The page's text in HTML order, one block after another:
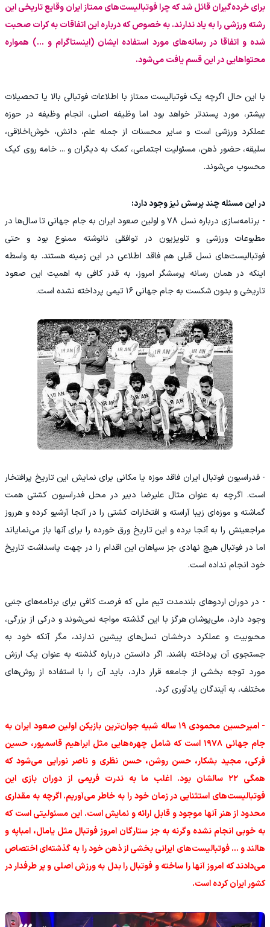
برای خرده‌گیران قائل شد که چرا فوتبالیست‌های ممتاز ایران وقایع تاریخی این
رشته ورزشی را به یاد ندارند. به خصوص که درباره این اتفاقات به کرات صحبت
شده و اتفاقا در رسانه‌های مورد استفاده ایشان (اینستاگرام و ...) همواره
محتواهایی در این قسم یافت می‌شود.
با این حال اگرچه یک فوتبالیست ممتاز با اطلاعات فوتبالی بالا یا تحصیلات
بیشتر، مورد پسندتر خواهد بود اما وظیفه اصلی، انجام وظیفه در حوزه
عملکرد ورزشی است و سایر محسنات از جمله علم، دانش، خوش‌اخلاقی،
سلیقه، حضور ذهن، مسئولیت اجتماعی، کمک به دیگران و ... خامه روی کیک
محسوب می‌شوند.
در این مسئله چند پرسش نیز وجود دارد:
- برنامه‌سازی درباره نسل ۷۸ و اولین صعود ایران به جام جهانی تا سال‌ها در
مطبوعات ورزشی و تلویزیون در توافقی نانوشته ممنوع بود و حتی
فوتبالیست‌های نسل قبلی هم فاقد اطلاعی در این زمینه هستند. به واسطه
اینکه در همان رسانه پرسشگر امروز، به قدر کافی به اهمیت این صعود
تاریخی و بدون شکست به جام جهانی ۱۶ تیمی پرداخته نشده است.
- فدراسیون فوتبال ایران فاقد موزه یا مکانی برای نمایش این تاریخ پرافتخار
است. اگرچه به عنوان مثال علیرضا دبیر در محل فدراسیون کشتی همت
گماشته و موزه‌ای زیبا آراسته و افتخارات کشتی را در آنجا آرشیو کرده و هرروز
مراجعینش را به آنجا برده و این تاریخ ورق خورده را برای آنها باز می‌نمایاند
اما در فوتبال هیچ نهادی جز سپاهان این اقدام را در چهت پاسداشت تاریخ
خود انجام نداده است.
- در دوران اردوهای بلندمدت تیم ملی که فرصت کافی برای برنامه‌های جنبی
وجود دارد، ملی‌پوشان هرگز با این گذشته مواجه نمی‌شوند و درکی از بزرگی،
محبوبیت و عملکرد درخشان نسل‌های پیشین ندارند، مگر آنکه خود به
جستجوی آن پرداخته باشند. اگر دانستن درباره گذشته به عنوان یک ارزش
مورد توجه بخشی از جامعه قرار دارد، باید آن را با استفاده از روش‌های
مختلف، به آیندگان یادآوری کرد.
- امیرحسین محمودی ۱۹ ساله شبیه جوان‌ترین بازیکن اولین صعود ایران به
جام جهانی ۱۹۷۸ است که شامل چهره‌هایی مثل ابراهیم قاسمپور، حسین
فرکی، مجید بشکار، حسن روشن، حسن نظری و ناصر نورایی می‌شود که
همگی ۲۲ سالشان بود. اغلب ما به ندرت فریمی از دوران بازی این
فوتبالیست‌های استثنایی در زمان خود را به خاطر می‌آوریم. اگرچه به مقداری
محدود از هنر آنها موجود و قابل ارائه و نمایش است. این مسئولیتی است که
به خوبی انجام نشده وگرنه به جز ستارگان امروز فوتبال مثل یامال، امباپه و
هالند و ... فوتبالیست‌های ایرانی بخشی از ذهن خود را به گذشته‌ای اختصاص
می‌دادند که امروز آنها را ساخته و فوتبال را بدل به ورزش اصلی و پر طرفدار در
کشور ایران کرده است.